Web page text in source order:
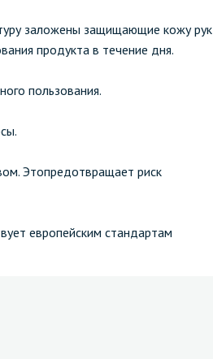
заложены защищающие кожу рук
продукта в течение дня.
пользования.
Этопредотвращает риск
европейским стандартам